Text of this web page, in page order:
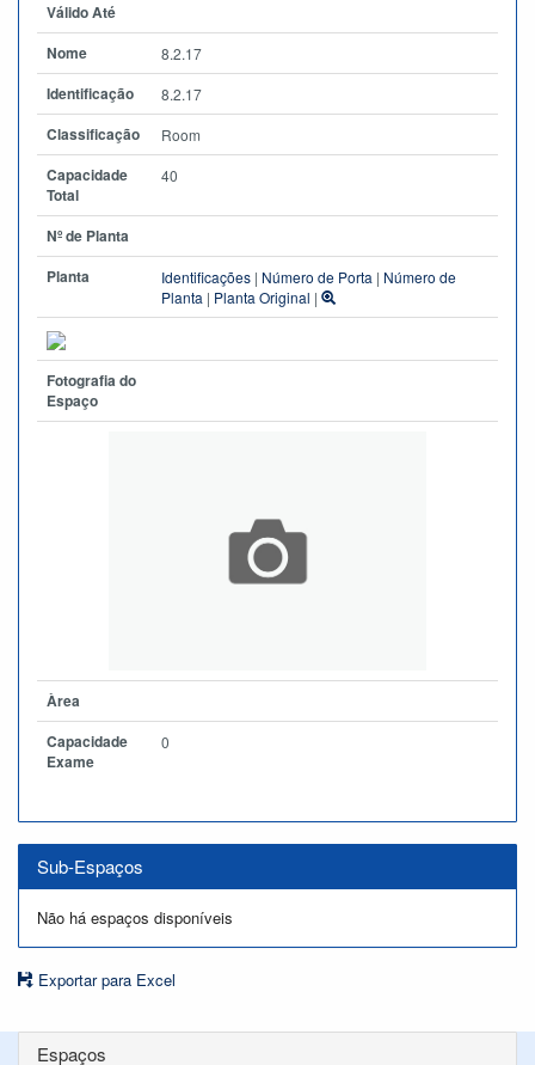
Válido Até
Nome
8.2.17
Identificação 8.2.17
Classificação Room
Capacidade
Total
40
Nº de Planta
Planta
Identificações | Número de Porta | Número de
Planta | Planta Original |
Fotografia do
Espaço
Àrea
Capacidade
Exame
0
Sub-Espaços
Não há espaços disponíveis
Exportar para Excel
Espaços